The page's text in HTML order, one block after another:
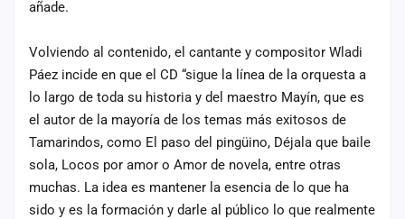
añade.
Volviendo al contenido, el cantante y compositor Wladi
Páez incide en que el CD “sigue la línea de la orquesta a
lo largo de toda su historia y del maestro Mayín, que es
el autor de la mayoría de los temas más exitosos de
Tamarindos, como El paso del pingüino, Déjala que baile
sola, Locos por amor o Amor de novela, entre otras
muchas. La idea es mantener la esencia de lo que ha
sido y es la formación y darle al público lo que realmente